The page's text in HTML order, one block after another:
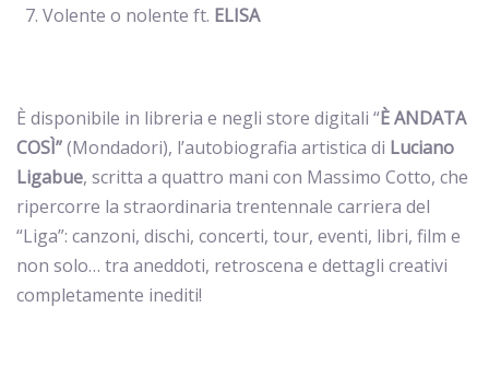
Volente o nolente ft. ELISA
È disponibile in libreria e negli store digitali “È ANDATA
COSÌ”(Mondadori), l’autobiografia artistica di Luciano
Ligabue, scritta a quattro mani con Massimo Cotto, che
ripercorre la straordinaria trentennale carriera del
“Liga”: canzoni, dischi, concerti, tour, eventi, libri, film e
non solo… tra aneddoti, retroscena e dettagli creativi
completamente inediti!